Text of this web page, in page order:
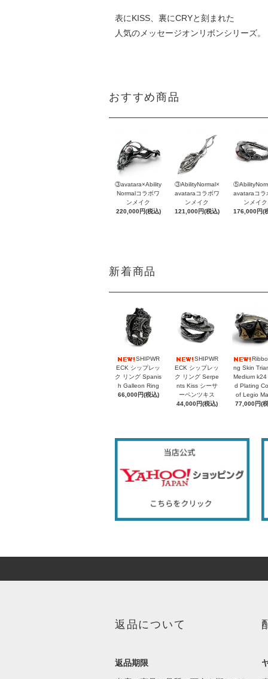
表にKISS、裏にCRYと刻まれた
人気のメッセージオンリボンシリーズ。
おすすめ商品
③avatara×Ability
Normalコラボワ
ンメイク
220,000円(税込)
③AbilityNormal×
avataraコラボワ
ンメイク
121,000円(税込)
avataraコラ
ンメイク
176,000円(
新着商品
SHIPWR
ECK シップレッ
ク リング Spanis
h Galleon Ring
66,000円(税込)
SHIPWR
ECK シップレッ
ク リング Serpe
nts Kiss シーサ
ーペンツキス
44,000円(税込)
ng Skin
Medium k24
d Plating
of Legio
77,000円(
返品について
返品期限